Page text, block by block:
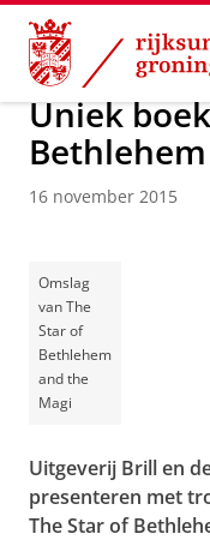
Skip
Content
Skip
Navigation
Onderzoek
Uniek
Bethlehem
16 november 2015
Omslag
van The
Star of
Bethlehem
and the
Magi
Uitgeverij Brill en
presenteren met
The Star of